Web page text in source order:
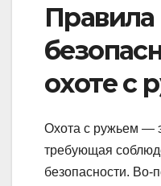
Правила
охоте с
Охота с ружьем —
требующая
безопасности. Во-